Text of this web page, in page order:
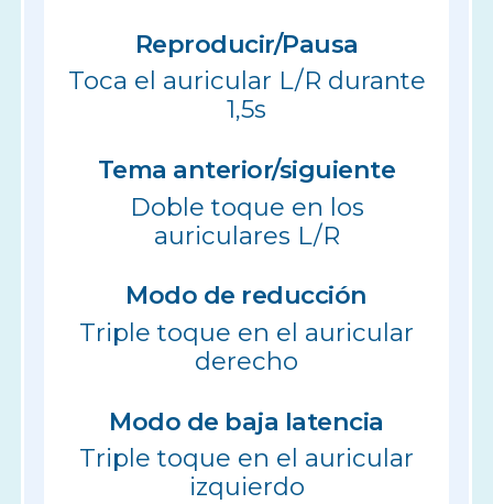
Reproducir/Pausa
Toca el auricular L/R durante
1,5s
Tema anterior/siguiente
Doble toque en los
auriculares L/R
Modo de reducción
Triple toque en el auricular
derecho
Modo de baja latencia
Triple toque en el auricular
izquierdo